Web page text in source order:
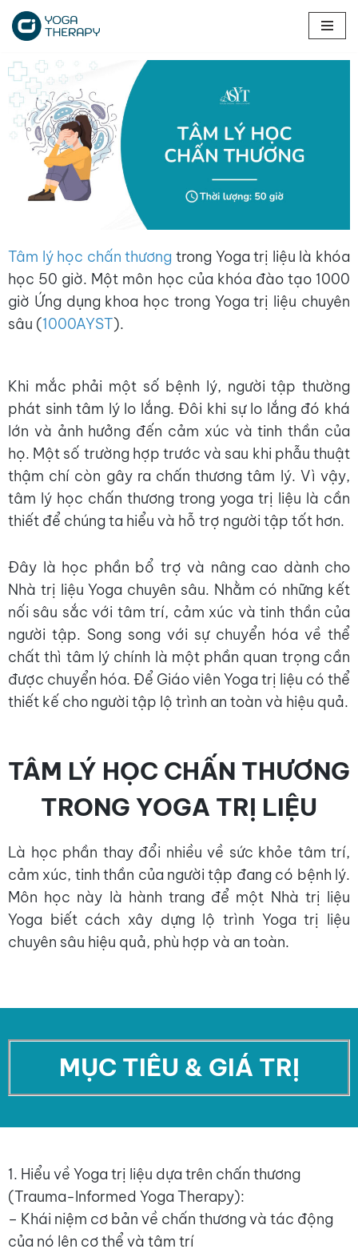
Chuyển
tới
nội
dung
Tâm lý học chấn thương trong Yoga trị liệu là khóa
học 50 giờ. Một môn học của khóa đào tạo 1000
giờ Ứng dụng khoa học trong Yoga trị liệu chuyên
sâu (1000AYST).
Khi mắc phải một số bệnh lý, người tập thường
phát sinh tâm lý lo lắng. Đôi khi sự lo lắng đó khá
lớn và ảnh hưởng đến cảm xúc và tinh thần của
họ. Một số trường hợp trước và sau khi phẫu thuật
thậm chí còn gây ra chấn thương tâm lý. Vì vậy,
tâm lý học chấn thương trong yoga trị liệu là cần
thiết để chúng ta hiểu và hỗ trợ người tập tốt hơn.
Đây là học phần bổ trợ và nâng cao dành cho
Nhà trị liệu Yoga chuyên sâu. Nhằm có những kết
nối sâu sắc với tâm trí, cảm xúc và tinh thần của
người tập. Song song với sự chuyển hóa về thể
chất thì tâm lý chính là một phần quan trọng cần
được chuyển hóa. Để Giáo viên Yoga trị liệu có thể
thiết kế cho người tập lộ trình an toàn và hiệu quả.
TÂM LÝ HỌC CHẤN THƯƠNG
TRONG YOGA TRỊ LIỆU
Là học phần thay đổi nhiều về sức khỏe tâm trí,
cảm xúc, tinh thần của người tập đang có bệnh lý.
Môn học này là hành trang để một Nhà trị liệu
Yoga biết cách xây dựng lộ trình Yoga trị liệu
chuyên sâu hiệu quả, phù hợp và an toàn.
MỤC TIÊU & GIÁ TRỊ
1. Hiểu về Yoga trị liệu dựa trên chấn thương
(Trauma-Informed Yoga Therapy):
– Khái niệm cơ bản về chấn thương và tác động
của nó lên cơ thể và tâm trí